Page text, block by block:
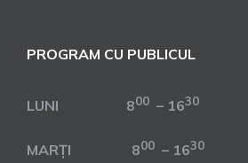
PROGRAM CU PUBLICUL
LUNI 800 – 16
MARȚI 800 – 16